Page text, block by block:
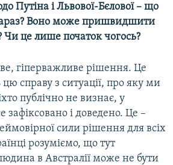
Путіна і Львової-Бєлової – що
Воно може пришвидшити
Чи це лише початок чогось?
гіперважливе рішення. Це
справу з ситуації, про яку ми
публічно не визнає, у
зафіксовано і доведено. Це –
сили рішення для всіх
розуміємо, що тут
в Австралії може не бути